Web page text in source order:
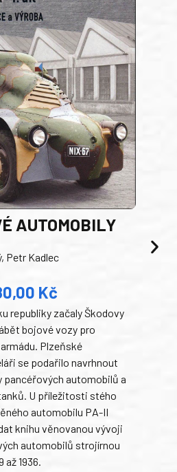
AUTOMOBILY
Petr Kadlec
Kč
republiky začaly Škodovy
bojové vozy pro
Plzeňské
se podařilo navrhnout
pancéřových automobilů a
U příležitosti stého
automobilu PA-II
knihu věnovanou vývoji
automobilů strojírnou
až 1936.